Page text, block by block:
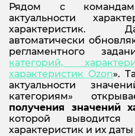
Рядом с
актуальности
характеристик.
автоматически
регламентного
категорий,
характеристик Ozon».
актуальности
категориям»
получения значений
которой выводится
характеристик и их даты